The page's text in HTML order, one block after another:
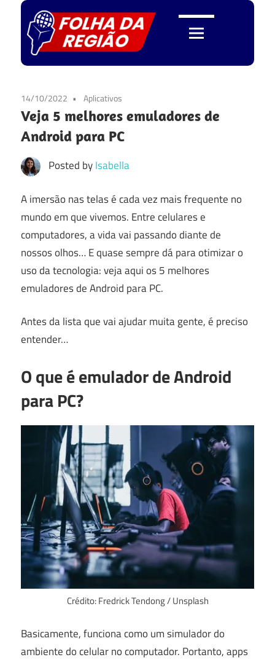
Skip
to
content
Folha
da
Região
14/10/2022 Aplicativos
Veja 5 melhores emuladores de
Android para PC
Posted byIsabella
A imersão nas telas é cada vez mais frequente no
mundo em que vivemos. Entre celulares e
computadores, a vida vai passando diante de
nossos olhos… E quase sempre dá para otimizar o
uso da tecnologia: veja aqui os 5 melhores
emuladores de Android para PC.
Antes da lista que vai ajudar muita gente, é preciso
entender…
O que é emulador de Android
para PC?
Crédito: Fredrick Tendong / Unsplash
Basicamente, funciona como um simulador do
ambiente do celular no computador. Portanto, apps